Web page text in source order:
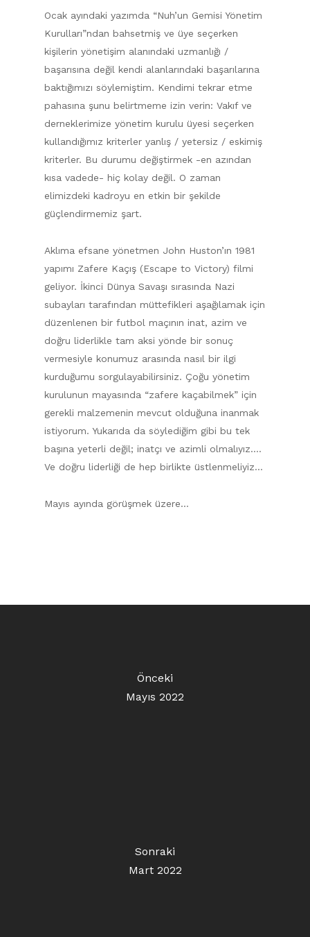
Ocak ayındaki yazımda “Nuh’un Gemisi Yönetim
Kurulları”ndan bahsetmiş ve üye seçerken
kişilerin yönetişim alanındaki uzmanlığı /
başarısına değil kendi alanlarındaki başarılarına
baktığımızı söylemiştim. Kendimi tekrar etme
pahasına şunu belirtmeme izin verin: Vakıf ve
derneklerimize yönetim kurulu üyesi seçerken
kullandığımız kriterler yanlış / yetersiz / eskimiş
kriterler. Bu durumu değiştirmek -en azından
kısa vadede- hiç kolay değil. O zaman
elimizdeki kadroyu en etkin bir şekilde
güçlendirmemiz şart.
Aklıma efsane yönetmen John Huston’ın 1981
yapımı Zafere Kaçış (Escape to Victory) filmi
geliyor. İkinci Dünya Savaşı sırasında Nazi
subayları tarafından müttefikleri aşağılamak için
düzenlenen bir futbol maçının inat, azim ve
doğru liderlikle tam aksi yönde bir sonuç
vermesiyle konumuz arasında nasıl bir ilgi
kurduğumu sorgulayabilirsiniz. Çoğu yönetim
kurulunun mayasında “zafere kaçabilmek” için
gerekli malzemenin mevcut olduğuna inanmak
istiyorum. Yukarıda da söylediğim gibi bu tek
başına yeterli değil; inatçı ve azimli olmalıyız….
Ve doğru liderliği de hep birlikte üstlenmeliyiz…
Mayıs ayında görüşmek üzere…
Önceki
Mayıs 2022
Sonraki
Mart 2022